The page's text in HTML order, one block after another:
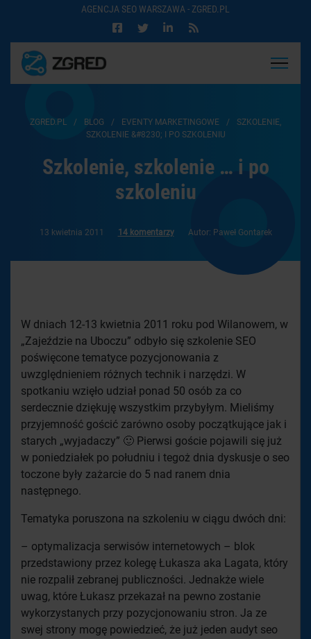
AGENCJA SEO WARSZAWA - ZGRED.PL
ZGRED.PL / BLOG / EVENTY MARKETINGOWE /
SZKOLENIE,
SZKOLENIE &#8230; I PO SZKOLENIU
Szkolenie, szkolenie … i po
szkoleniu
13 kwietnia 2011 14 komentarzy Autor: Paweł Gontarek
W dniach 12-13 kwietnia 2011 roku pod Wilanowem, w
„Zajeździe na Uboczu” odbyło się szkolenie SEO
poświęcone tematyce pozycjonowania z
uwzględnieniem różnych technik i narzędzi. W
spotkaniu wzięło udział ponad 50 osób za co
serdecznie dziękuję wszystkim przybyłym. Mieliśmy
przyjemność gościć zarówno osoby początkujące jak i
starych „wyjadaczy” 🙂 Pierwsi goście pojawili się już
w poniedziałek po południu i tegoż dnia dyskusje o seo
toczone były zażarcie do 5 nad ranem dnia
następnego.
Tematyka poruszona na szkoleniu w ciągu dwóch dni:
– optymalizacja serwisów internetowych – blok
przedstawiony przez kolegę Łukasza aka Lagata, który
nie rozpalił zebranej publiczności. Jednakże wiele
uwag, które Łukasz przekazał na pewno zostanie
wykorzystanych przy pozycjonowaniu stron. Ja ze
swej strony mogę powiedzieć, że już jeden audyt seo